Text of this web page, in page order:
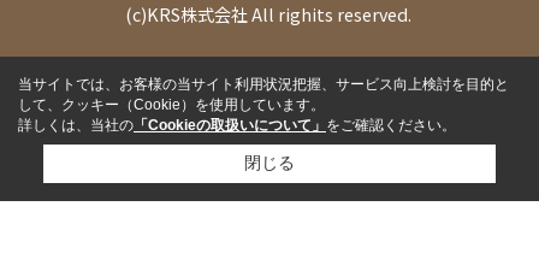
(c)KRS株式会社 All righits reserved.
当サイトでは、お客様の当サイト利用状況把握、サービス向上検討を目的と
して、クッキー（Cookie）を使用しています。
詳しくは、当社の 「Cookieの取扱いについて」 をご確認ください。
閉じる